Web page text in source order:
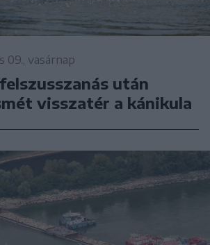
09., vasárnap
után
visszatér a kánikula